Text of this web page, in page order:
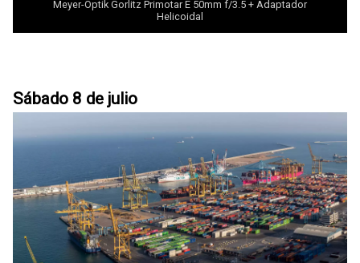
Meyer-Optik Gorlitz Primotar E 50mm f/3.5 + Adaptador
Helicoidal
Sábado 8 de julio